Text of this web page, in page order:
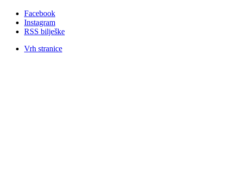
Facebook
Instagram
RSS bilješke
Vrh stranice